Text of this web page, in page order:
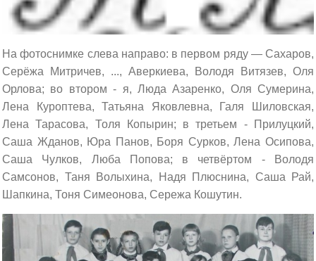
На фотоснимке слева направо: в первом ряду — Сахаров,
Серёжа Митричев, ..., Аверкиева, Володя Витязев, Оля
Орлова; во втором - я, Люда Азаренко, Оля Сумерина,
Лена Куроптева, Татьяна Яковлевна, Галя Шиловская,
Лена Тарасова, Толя Копырин; в третьем - Прилуцкий,
Саша Жданов, Юра Панов, Боря Сурков, Лена Осипова,
Саша Чулков, Люба Попова; в четвёртом - Володя
Самсонов, Таня Волыхина, Надя Плюснина, Саша Рай,
Шапкина, Тоня Симеонова, Сережа Кошутин.